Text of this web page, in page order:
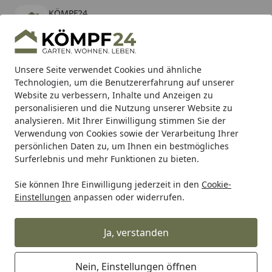
Unsere Seite verwendet Cookies und ähnliche
Technologien, um die Benutzererfahrung auf unserer
Website zu verbessern, Inhalte und Anzeigen zu
personalisieren und die Nutzung unserer Website zu
analysieren. Mit Ihrer Einwilligung stimmen Sie der
Verwendung von Cookies sowie der Verarbeitung Ihrer
persönlichen Daten zu, um Ihnen ein bestmögliches
Surferlebnis und mehr Funktionen zu bieten.
Sie können Ihre Einwilligung jederzeit in den Cookie-
Einstellungen anpassen oder widerrufen.
Ja, verstanden
Nein, Einstellungen öffnen
KÖMPF24
kostenlos - Im App Store
Hotline
Alle Produkte
Mein Konto
Suchen
Karibu Pools inkl. gratis Sandfilteranlage & Pool-
Starterset (Gesamtwert bis 468,99€)
Startseite
Zaun Sichtschutzzaun Holz Sichtschutz DAAN
Zubehör für T&J DAAN Holz
Sichtschutz Zaun
Ihre Artikelübersicht